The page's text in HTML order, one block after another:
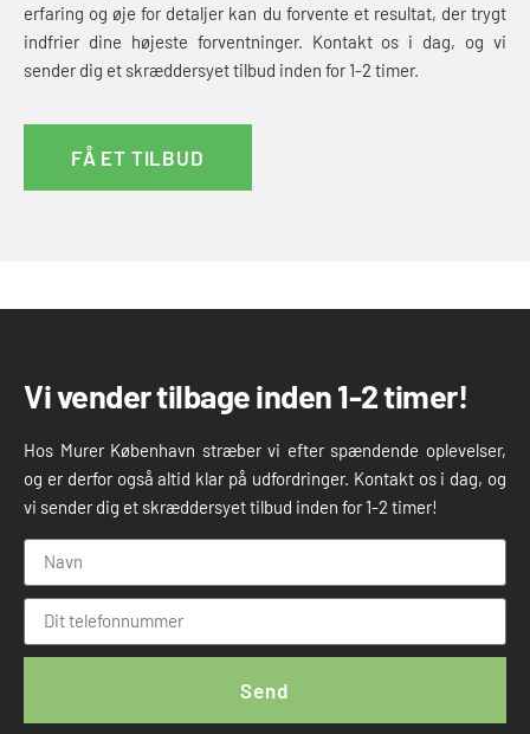
erfaring og øje for detaljer kan du forvente et resultat, der trygt
indfrier dine højeste forventninger. Kontakt os i dag, og vi
sender dig et skræddersyet tilbud inden for 1-2 timer.
FÅ ET TILBUD
Vi vender tilbage inden 1-2 timer!
Hos Murer København stræber vi efter spændende oplevelser,
og er derfor også altid klar på udfordringer. Kontakt os i dag, og
vi sender dig et skræddersyet tilbud inden for 1-2 timer!
Send